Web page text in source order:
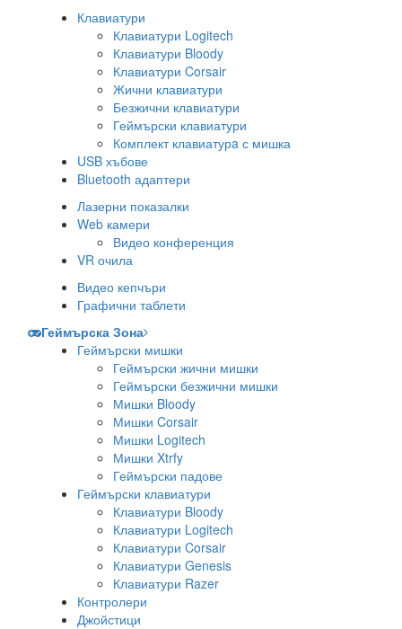
Клавиатури
Клавиатури Logitech
Клавиатури Bloody
Клавиатури Corsair
Жични клавиатури
Безжични клавиатури
Геймърски клавиатури
Комплект клавиатурa с мишка
USB хъбове
Bluetooth адаптери
Лазерни показалки
Web камери
Видео конференция
VR очила
Видео кепчъри
Графични таблети
Геймърска Зона
Геймърски мишки
Геймърски жични мишки
Геймърски безжични мишки
Мишки Bloody
Мишки Corsair
Мишки Logitech
Мишки Xtrfy
Геймърски падове
Геймърски клавиатури
Клавиатури Bloody
Клавиатури Logitech
Клавиатури Corsair
Клавиатури Genesis
Клавиатури Razer
Контролери
Джойстици